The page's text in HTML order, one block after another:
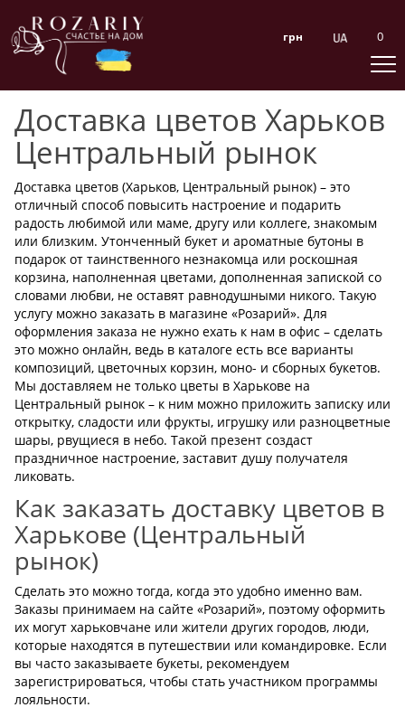
грн 0
Доставка цветов Харьков
Центральный рынок
Доставка цветов (Харьков, Центральный рынок) – это
отличный способ повысить настроение и подарить
радость любимой или маме, другу или коллеге, знакомым
или близким. Утонченный букет и ароматные бутоны в
подарок от таинственного незнакомца или роскошная
корзина, наполненная цветами, дополненная запиской со
словами любви, не оставят равнодушными никого. Такую
услугу можно заказать в магазине «Розарий». Для
оформления заказа не нужно ехать к нам в офис – сделать
это можно онлайн, ведь в каталоге есть все варианты
композиций, цветочных корзин, моно- и сборных букетов.
Мы доставляем не только цветы в Харькове на
Центральный рынок – к ним можно приложить записку или
открытку, сладости или фрукты, игрушку или разноцветные
шары, рвущиеся в небо. Такой презент создаст
праздничное настроение, заставит душу получателя
ликовать.
Как заказать доставку цветов в
Харькове (Центральный
рынок)
Сделать это можно тогда, когда это удобно именно вам.
Заказы принимаем на сайте «Розарий», поэтому оформить
их могут харьковчане или жители других городов, люди,
которые находятся в путешествии или командировке. Если
вы часто заказываете букеты, рекомендуем
зарегистрироваться, чтобы стать участником программы
лояльности.